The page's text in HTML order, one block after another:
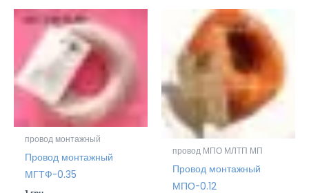
провод монтажный
Провод монтажный
МГТФ-0.35
провод МПО МЛТП МП
Провод монтажный
МПО-0.12